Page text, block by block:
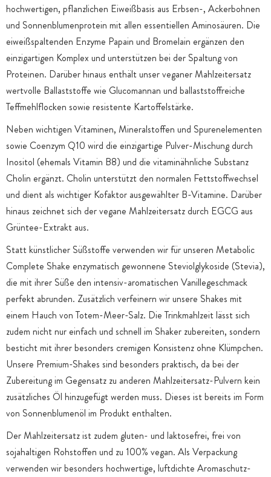
hochwertigen, pflanzlichen Eiweißbasis aus Erbsen-, Ackerbohnen
und Sonnenblumenprotein mit allen essentiellen Aminosäuren. Die
eiweißspaltenden Enzyme Papain und Bromelain ergänzen den
einzigartigen Komplex und unterstützen bei der Spaltung von
Proteinen. Darüber hinaus enthält unser veganer Mahlzeitersatz
wertvolle Ballaststoffe wie Glucomannan und ballaststoffreiche
Teffmehlflocken sowie resistente Kartoffelstärke.
Neben wichtigen Vitaminen, Mineralstoffen und Spurenelementen
sowie Coenzym Q10 wird die einzigartige Pulver-Mischung durch
Inositol (ehemals Vitamin B8) und die vitaminähnliche Substanz
Cholin ergänzt. Cholin unterstützt den normalen Fettstoffwechsel
und dient als wichtiger Kofaktor ausgewählter B-Vitamine. Darüber
hinaus zeichnet sich der vegane Mahlzeitersatz durch EGCG aus
Grüntee-Extrakt aus.
Statt künstlicher Süßstoffe verwenden wir für unseren Metabolic
Complete Shake enzymatisch gewonnene Steviolglykoside (Stevia),
die mit ihrer Süße den intensiv-aromatischen Vanillegeschmack
perfekt abrunden. Zusätzlich verfeinern wir unsere Shakes mit
einem Hauch von Totem-Meer-Salz. Die Trinkmahlzeit lässt sich
zudem nicht nur einfach und schnell im Shaker zubereiten, sondern
besticht mit ihrer besonders cremigen Konsistenz ohne Klümpchen.
Unsere Premium-Shakes sind besonders praktisch, da bei der
Zubereitung im Gegensatz zu anderen Mahlzeitersatz-Pulvern kein
zusätzliches Öl hinzugefügt werden muss. Dieses ist bereits im Form
von Sonnenblumenöl im Produkt enthalten.
Der Mahlzeitersatz ist zudem gluten- und laktosefrei, frei von
sojahaltigen Rohstoffen und zu 100% vegan. Als Verpackung
verwenden wir besonders hochwertige, luftdichte Aromaschutz-